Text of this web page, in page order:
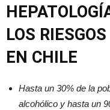
LOS
EN CHILE
Hasta un 30% de la
alcohólico y hasta un